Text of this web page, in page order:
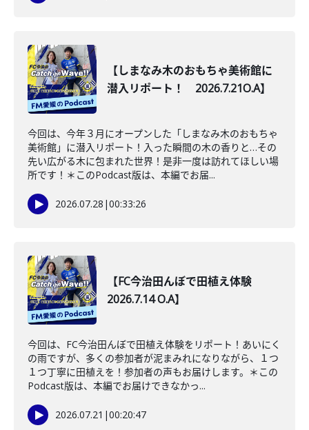
【しまなみ木のおもちゃ美術館に
潜入リポート！ 2026.7.21O.A】
今回は、今年３月にオープンした「しまなみ木のおもちゃ
美術館」に潜入リポート！入った瞬間の木の香りと…その
先い広がる木に包まれた世界！是非一度は訪れてほしい場
所です！＊このPodcast版は、本編でお届...
2026.07.28 |00:33:26
【FC今治田んぼで田植え体験
2026.7.14 O.A】
今回は、FC今治田んぼで田植え体験をリポート！あいにく
の雨ですが、多くの参加者が泥まみれになりながら、１つ
１つ丁寧に田植えを！参加者の声もお届けします。＊この
Podcast版は、本編でお届けできなかっ...
2026.07.21 |00:20:47